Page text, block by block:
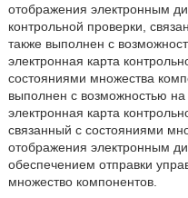
отображения электронным
контрольной проверки,
также выполнен с
электронная карта
состояниями множества
выполнен с возможностью
электронная карта
связанный с состояниями
отображения электронным
обеспечением отправки
множество компонентов.